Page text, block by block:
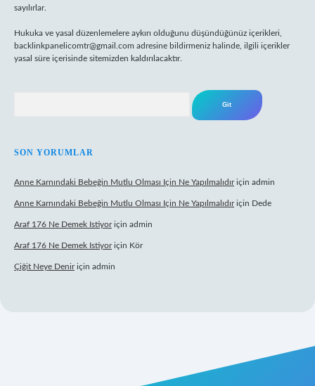
sayılırlar.
Hukuka ve yasal düzenlemelere aykırı olduğunu düşündüğünüz içerikleri,
backlinkpanelicomtr@gmail.com adresine bildirmeniz halinde, ilgili içerikler
yasal süre içerisinde sitemizden kaldırılacaktır.
SON YORUMLAR
Anne Karnındaki Bebeğin Mutlu Olması Için Ne Yapılmalıdıriçin admin
Anne Karnındaki Bebeğin Mutlu Olması Için Ne Yapılmalıdıriçin Dede
Araf 176 Ne Demek Istiyoriçin admin
Araf 176 Ne Demek Istiyoriçin Kör
Çiğit Neye Deniriçin admin